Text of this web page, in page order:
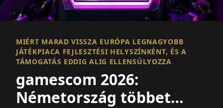
MIÉRT MARAD VISSZA EURÓPA LEGNAGYOBB
JÁTÉKPIACA FEJLESZTÉSI HELYSZÍNKÉNT, ÉS A
TÁMOGATÁS EDDIG ALIG ELLENSÚLYOZZA
gamescom 2026:
Németország többet